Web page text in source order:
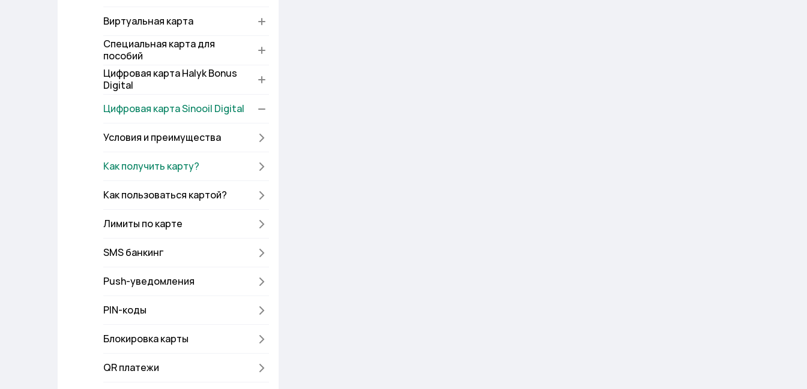
Виртуальная карта
Специальная карта для
пособий
Цифровая карта Halyk Bonus
Digital
Цифровая карта Sinooil Digital
Условия и преимущества
Как получить карту?
Как пользоваться картой?
Лимиты по карте
SMS банкинг
Push-уведомления
PIN-коды
Блокировка карты
QR платежи